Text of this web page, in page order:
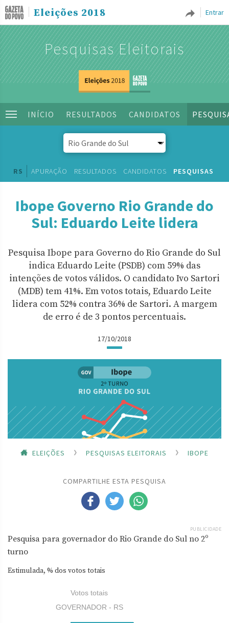
Entrar
Eleições 2018
Pesquisas Eleitorais
INÍCIO RESULTADOS CANDIDATOS
RS APURAÇÃO RESULTADOS CANDIDATOS PESQUISAS
Ibope Governo Rio Grande do
Sul: Eduardo Leite lidera
Pesquisa Ibope para Governo do Rio Grande do Sul
indica Eduardo Leite (PSDB) com 59% das
intenções de votos válidos. O candidato Ivo Sartori
(MDB) tem 41%. Em votos totais, Eduardo Leite
lidera com 52% contra 36% de Sartori. A margem
de erro é de 3 pontos percentuais.
17/10/2018
ELEIÇÕES PESQUISAS ELEITORAIS IBOPE
COMPARTILHE ESTA PESQUISA
PUBLICIDADE
Pesquisa para governador do Rio Grande do Sul no 2º
turno
Estimulada, % dos votos totais